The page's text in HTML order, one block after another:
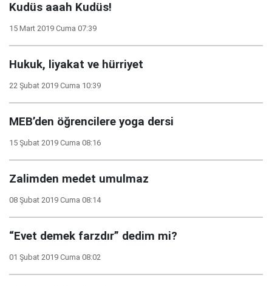
Kudüs aaah Kudüs!
15 Mart 2019 Cuma 07:39
Hukuk, liyakat ve hürriyet
22 Şubat 2019 Cuma 10:39
MEB’den öğrencilere yoga dersi
15 Şubat 2019 Cuma 08:16
Zalimden medet umulmaz
08 Şubat 2019 Cuma 08:14
“Evet demek farzdır” dedim mi?
01 Şubat 2019 Cuma 08:02